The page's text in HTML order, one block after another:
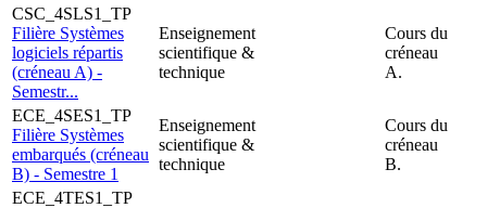
CSC_4SLS1_TP
Filière Systèmes
logiciels répartis
(créneau A) -
Semestr...
Enseignement
scientifique &
technique
Cours du
créneau
A.
ECE_4SES1_TP
Filière Systèmes
embarqués (créneau
B) - Semestre 1
Enseignement
scientifique &
technique
Cours du
créneau
B.
ECE_4TES1_TP